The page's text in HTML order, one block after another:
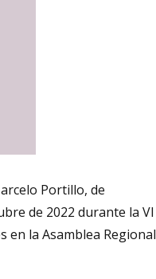
Portillo, de
de 2022 durante la VI
en la Asamblea Regional